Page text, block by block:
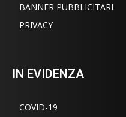
BANNER PUBBLICITARI
PRIVACY
IN EVIDENZA
COVID-19